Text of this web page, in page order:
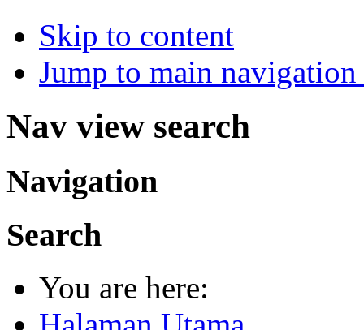
Skip to content
Jump to main
Nav view search
Navigation
Search
You are here: